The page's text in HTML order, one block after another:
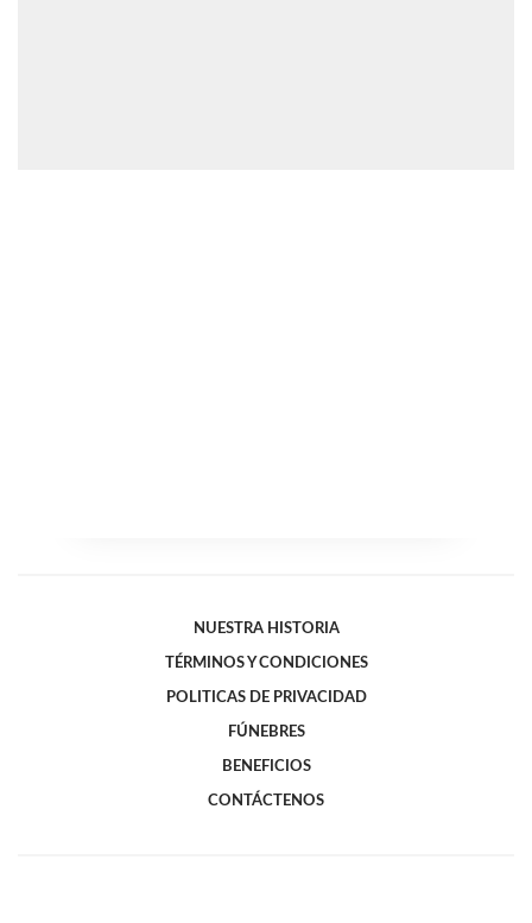
NUESTRA HISTORIA
TÉRMINOS Y CONDICIONES
POLITICAS DE PRIVACIDAD
FÚNEBRES
BENEFICIOS
CONTÁCTENOS